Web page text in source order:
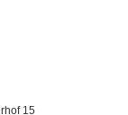
15